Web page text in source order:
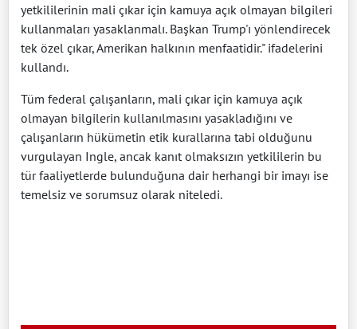
yetkililerinin mali çıkar için kamuya açık olmayan bilgileri
kullanmaları yasaklanmalı. Başkan Trump'ı yönlendirecek
tek özel çıkar, Amerikan halkının menfaatidir." ifadelerini
kullandı.
Tüm federal çalışanların, mali çıkar için kamuya açık
olmayan bilgilerin kullanılmasını yasakladığını ve
çalışanların hükümetin etik kurallarına tabi olduğunu
vurgulayan Ingle, ancak kanıt olmaksızın yetkililerin bu
tür faaliyetlerde bulunduğuna dair herhangi bir imayı ise
temelsiz ve sorumsuz olarak niteledi.